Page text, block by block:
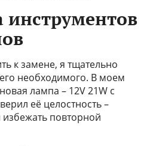
инструментов
к замене, я тщательно
необходимого. В моем
лампа – 12V 21W с
её целостность –
повторной